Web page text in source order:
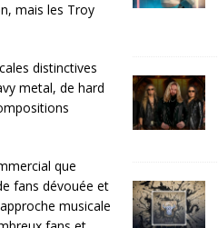
mais les Troy
distinctives
metal, de hard
que
fans dévouée et
musicale